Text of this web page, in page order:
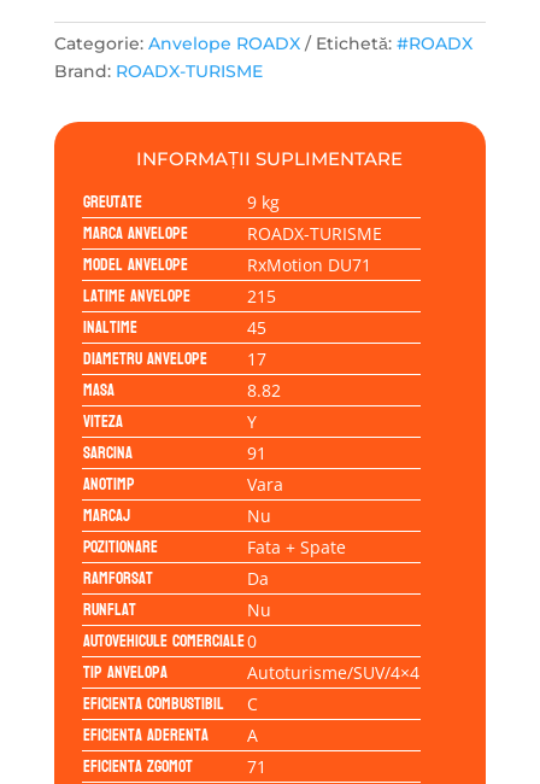
DU71
215/45R17
Categorie: Anvelope ROADX Etichetă: #ROADX
Brand: ROADX-TURISME
INFORMAȚII SUPLIMENTARE
Greutate 9 kg
Marca anvelope ROADX-TURISME
Model anvelope RxMotion DU71
Latime anvelope 215
Inaltime 45
Diametru anvelope 17
Masa 8.82
Viteza Y
Sarcina 91
Anotimp Vara
Marcaj Nu
Pozitionare Fata + Spate
Ramforsat Da
Runflat Nu
Autovehicule comerciale0
Tip anvelopa Autoturisme/SUV/4×4
Eficienta Combustibil C
Eficienta Aderenta A
Eficienta Zgomot 71